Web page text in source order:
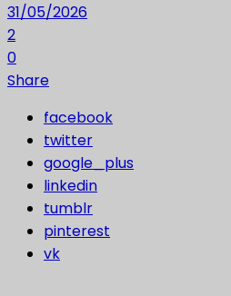
31/05/2026
2
0
Share
facebook
twitter
google_plus
linkedin
tumblr
pinterest
vk